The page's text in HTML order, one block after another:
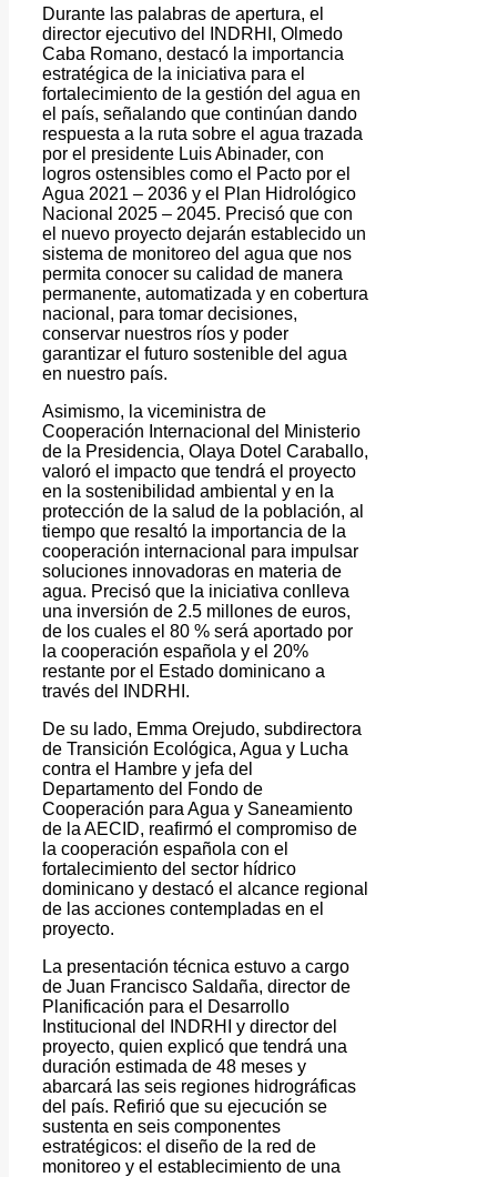
Durante las palabras de apertura, el
director ejecutivo del INDRHI, Olmedo
Caba Romano, destacó la importancia
estratégica de la iniciativa para el
fortalecimiento de la gestión del agua en
el país, señalando que continúan dando
respuesta a la ruta sobre el agua trazada
por el presidente Luis Abinader, con
logros ostensibles como el Pacto por el
Agua 2021 – 2036 y el Plan Hidrológico
Nacional 2025 – 2045. Precisó que con
el nuevo proyecto dejarán establecido un
sistema de monitoreo del agua que nos
permita conocer su calidad de manera
permanente, automatizada y en cobertura
nacional, para tomar decisiones,
conservar nuestros ríos y poder
garantizar el futuro sostenible del agua
en nuestro país.
Asimismo, la viceministra de
Cooperación Internacional del Ministerio
de la Presidencia, Olaya Dotel Caraballo,
valoró el impacto que tendrá el proyecto
en la sostenibilidad ambiental y en la
protección de la salud de la población, al
tiempo que resaltó la importancia de la
cooperación internacional para impulsar
soluciones innovadoras en materia de
agua. Precisó que la iniciativa conlleva
una inversión de 2.5 millones de euros,
de los cuales el 80 % será aportado por
la cooperación española y el 20%
restante por el Estado dominicano a
través del INDRHI.
De su lado, Emma Orejudo, subdirectora
de Transición Ecológica, Agua y Lucha
contra el Hambre y jefa del
Departamento del Fondo de
Cooperación para Agua y Saneamiento
de la AECID, reafirmó el compromiso de
la cooperación española con el
fortalecimiento del sector hídrico
dominicano y destacó el alcance regional
de las acciones contempladas en el
proyecto.
La presentación técnica estuvo a cargo
de Juan Francisco Saldaña, director de
Planificación para el Desarrollo
Institucional del INDRHI y director del
proyecto, quien explicó que tendrá una
duración estimada de 48 meses y
abarcará las seis regiones hidrográficas
del país. Refirió que su ejecución se
sustenta en seis componentes
estratégicos: el diseño de la red de
monitoreo y el establecimiento de una